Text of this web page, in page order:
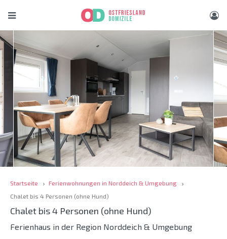
Startseite
Ferienwohnungen in Norddeich & Umgebung
Chalet bis 4 Personen (ohne Hund)
Chalet bis 4 Personen (ohne Hund)
Ferienhaus in der Region Norddeich & Umgebung